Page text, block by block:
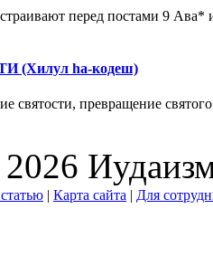
перед постами 9
hа-кодеш)
святости, превращение
| Карта сайта | Для